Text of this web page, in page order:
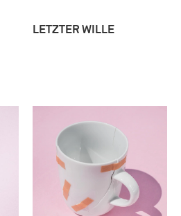
LETZTER WILLE